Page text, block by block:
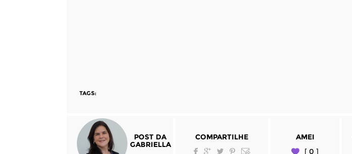
TAGS:
POST DA
GABRIELLA
COMPARTILHE
AMEI
[ 0 ]